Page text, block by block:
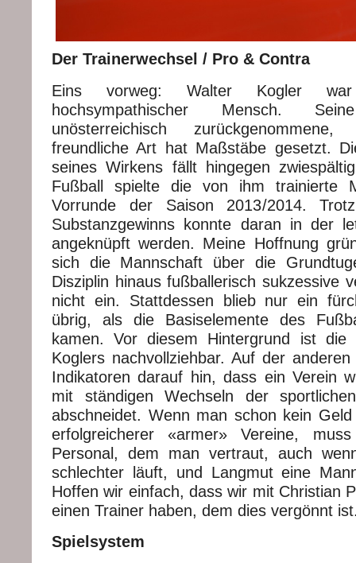
Der Trainerwechsel / Pro & Contra
Eins vorweg: Walter Kogler
hochsympathischer Mensch.
unösterreichisch
freundliche Art hat Maßstäbe gesetzt.
seines Wirkens fällt hingegen
Fußball spielte die von ihm trainierte
Vorrunde der Saison 2013/2014.
Substanzgewinns konnte daran in der
angeknüpft werden. Meine Hoffnung
sich die Mannschaft über die
Disziplin hinaus fußballerisch sukzessive
nicht ein. Stattdessen blieb nur ein
übrig, als die Basiselemente des
kamen. Vor diesem Hintergrund ist die
Koglers nachvollziehbar. Auf der
Indikatoren darauf hin, dass ein Verein
mit ständigen Wechseln der
abschneidet. Wenn man schon kein
erfolgreicherer «armer» Vereine,
Personal, dem man vertraut, auch
schlechter läuft, und Langmut eine
Hoffen wir einfach, dass wir mit Christian
einen Trainer haben, dem dies vergönnt
Spielsystem